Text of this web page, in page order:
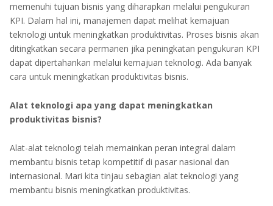
memenuhi tujuan bisnis yang diharapkan melalui pengukuran
KPI. Dalam hal ini, manajemen dapat melihat kemajuan
teknologi untuk meningkatkan produktivitas. Proses bisnis akan
ditingkatkan secara permanen jika peningkatan pengukuran KPI
dapat dipertahankan melalui kemajuan teknologi. Ada banyak
cara untuk meningkatkan produktivitas bisnis.
Alat teknologi apa yang dapat meningkatkan
produktivitas bisnis?
Alat-alat teknologi telah memainkan peran integral dalam
membantu bisnis tetap kompetitif di pasar nasional dan
internasional. Mari kita tinjau sebagian alat teknologi yang
membantu bisnis meningkatkan produktivitas.